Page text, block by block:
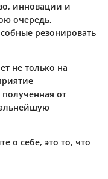
инновации и
очередь,
резонировать
не только на
от
о себе, это то, что